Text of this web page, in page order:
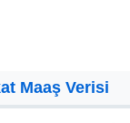
Maaş Verisi